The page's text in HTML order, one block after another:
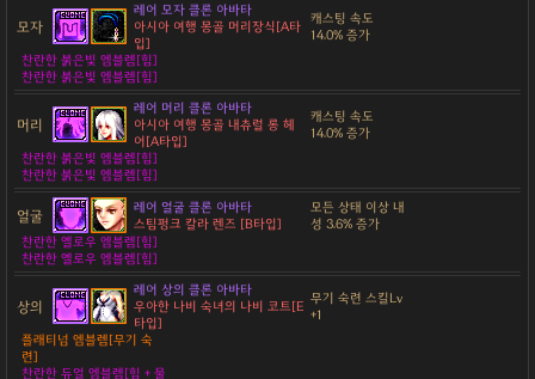
모자
레어 모자 클론 아바타
아시아 여행 몽골 머리장식[A타
입]
캐스팅 속도
14.0% 증가
찬란한 붉은빛 엠블렘[힘]
찬란한 붉은빛 엠블렘[힘]
머리
레어 머리 클론 아바타
아시아 여행 몽골 내츄럴 롱 헤
어[A타입]
캐스팅 속도
14.0% 증가
찬란한 붉은빛 엠블렘[힘]
찬란한 붉은빛 엠블렘[힘]
얼굴
레어 얼굴 클론 아바타
스팀펑크 칼라 렌즈 [B타입]
모든 상태 이상 내
성 3.6% 증가
찬란한 옐로우 엠블렘[힘]
찬란한 옐로우 엠블렘[힘]
상의
레어 상의 클론 아바타
우아한 나비 숙녀의 나비 코트[E
타입]
무기 숙련 스킬Lv
+1
플래티넘 엠블렘[무기 숙
련]
찬란한 듀얼 엠블렘[힘 + 물